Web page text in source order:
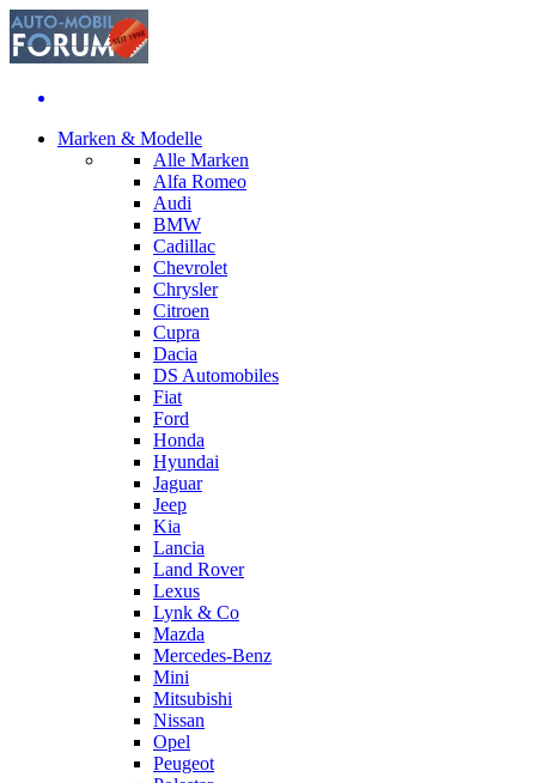
Marken & Modelle
Alle Marken
Alfa Romeo
Audi
BMW
Cadillac
Chevrolet
Chrysler
Citroen
Cupra
Dacia
DS Automobiles
Fiat
Ford
Honda
Hyundai
Jaguar
Jeep
Kia
Lancia
Land Rover
Lexus
Lynk & Co
Mazda
Mercedes-Benz
Mini
Mitsubishi
Nissan
Opel
Peugeot